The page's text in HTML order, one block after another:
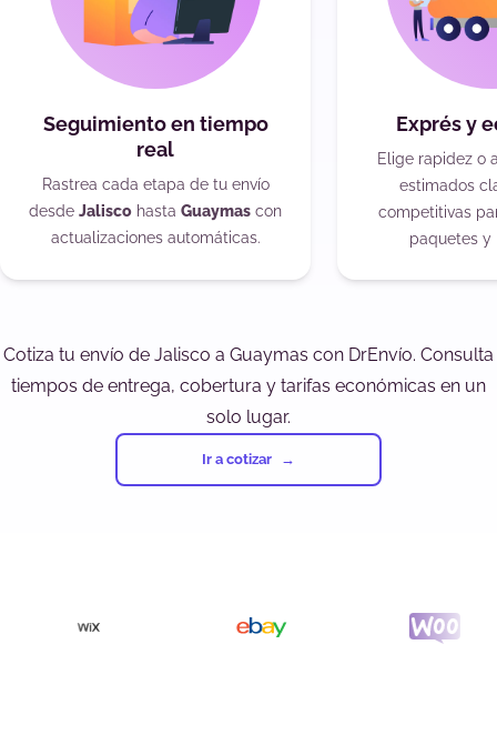
Seguimiento en tiempo
real
Rastrea cada etapa de tu envío
desde Jalisco hasta Guaymas con
actualizaciones automáticas.
Exprés y
Elige rapidez o
estimados
competitivas
paquetes y
Cotiza tu envío de Jalisco a Guaymas con DrEnvío. Consulta
tiempos de entrega, cobertura y tarifas económicas en un
solo lugar.
Ir a cotizar